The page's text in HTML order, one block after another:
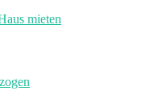
mieten